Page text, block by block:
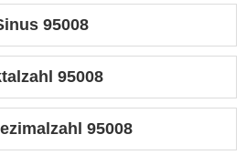
95008
95008
95008